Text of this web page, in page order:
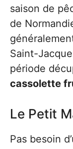
saison de
de
Saint-
période
cassolette
Le Petit
Pas besoin